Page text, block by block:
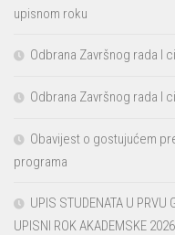
upisnom roku
Odbrana Završnog rada I
Odbrana Završnog rada I
Obavijest o gostujućem
programa
UPIS STUDENATA U PRVU
UPISNI ROK AKADEMSKE